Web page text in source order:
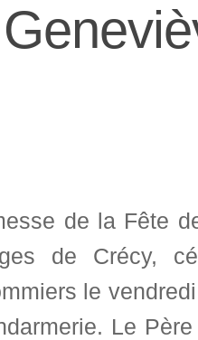
de la Fête
de Crécy,
le
Le